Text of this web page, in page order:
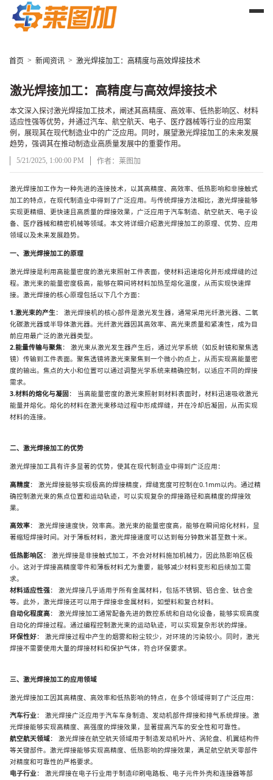
首页 > 新闻资讯 > 激光焊接加工：高精度与高效焊接技术
激光焊接加工：高精度与高效焊接技术
本文深入探讨激光焊接加工技术，阐述其高精度、高效率、低热影响区、材料
适应性强等优势，并通过汽车、航空航天、电子、医疗器械等行业的应用案
例，展现其在现代制造业中的广泛应用。同时，展望激光焊接加工的未来发展
趋势，强调其在推动制造业高质量发展中的重要作用。
5/21/2025, 1:00:00 PM
作者：莱图加
文章正文
激光焊接加工作为一种先进的连接技术，以其高精度、高效率、低热影响和非接触式
加工的特点，在现代制造业中得到了广泛应用。与传统焊接方法相比，激光焊接能够
实现更精细、更快速且高质量的焊接效果，广泛应用于汽车制造、航空航天、电子设
备、医疗器械和精密机械等领域。本文将详细介绍激光焊接加工的原理、优势、应用
领域以及未来发展趋势。
一、激光焊接加工的原理
激光焊接是利用高能量密度的激光束照射工件表面，使材料迅速熔化并形成焊缝的过
程。激光束的能量密度极高，能够在瞬间将材料加热至熔化温度，从而实现快速焊
接。激光焊接的核心原理包括以下几个方面：
1.激光束的产生：
激光焊接机的核心部件是激光发生器，通常采用光纤激光器、二氧
化碳激光器或半导体激光器。光纤激光器因其高效率、高光束质量和紧凑性，成为目
前应用最广泛的激光器类型。
2.能量传输与聚焦：
激光束从激光发生器产生后，通过光学系统（如反射镜和聚焦透
镜）传输到工件表面。聚焦透镜将激光束聚焦到一个微小的点上，从而实现高能量密
度的输出。焦点的大小和位置可以通过调整光学系统来精确控制，以适应不同的焊接
需求。
3.材料的熔化与凝固 ：
当高能量密度的激光束照射到材料表面时，材料迅速吸收激光
能量并熔化。熔化的材料在激光束移动过程中形成焊缝，并在冷却后凝固，从而实现
材料的连接。
二、激光焊接加工的优势
激光焊接加工具有许多显著的优势，使其在现代制造业中得到广泛应用：
高精度： 激光焊接能够实现极高的焊接精度，焊缝宽度可控制在0.1mm以内。通过精
确控制激光束的焦点位置和运动轨迹，可以实现复杂的焊接路径和高精度的焊接效
果。
高效率：
激光焊接速度快，效率高。激光束的能量密度高，能够在瞬间熔化材料，显
著缩短焊接时间。对于薄板材料，激光焊接速度可以达到每分钟数米甚至数十米。
低热影响区：
激光焊接是非接触式加工，不会对材料施加机械力，因此热影响区极
小。这对于焊接高精度零件和薄板材料尤为重要，能够减少材料变形和后续加工需
求。
材料适应性强：
激光焊接几乎适用于所有金属材料，包括不锈钢、铝合金、钛合金
等。此外，激光焊接还可以用于焊接非金属材料，如塑料和复合材料。
自动化程度高：
激光焊接加工通常配备先进的数控系统和自动化设备，能够实现高度
自动化的焊接过程。通过编程控制激光束的运动轨迹，可以实现复杂形状的焊接。
环保性好：
激光焊接过程中产生的烟雾和粉尘较少，对环境的污染较小。同时，激光
焊接不需要使用大量的焊接材料和保护气体，符合环保要求。
三、激光焊接加工的应用领域
激光焊接加工因其高精度、高效率和低热影响的特点，在多个领域得到了广泛应用：
汽车行业：
激光焊接广泛应用于汽车车身制造、发动机部件焊接和排气系统焊接。激
光焊接能够实现高精度、高强度的焊接效果，显著提高汽车的安全性和可靠性。
航空航天领域：
激光焊接在航空航天领域用于制造发动机叶片、涡轮盘、机翼结构件
等关键部件。激光焊接能够实现高精度、低热影响的焊接效果，满足航空航天零部件
对精度和可靠性的严格要求。
电子行业：
激光焊接在电子行业用于制造印刷电路板、电子元件外壳和连接器等部